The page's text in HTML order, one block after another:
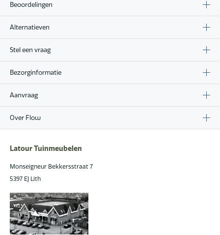
Beoordelingen
Alternatieven
Stel een vraag
Bezorginformatie
Aanvraag
Over Flow
Latour Tuinmeubelen
Monseigneur Bekkersstraat 7
5397 EJ Lith